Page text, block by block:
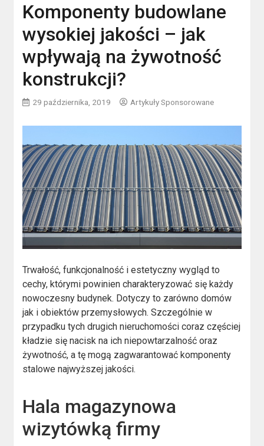
Komponenty budowlane
wysokiej jakości – jak
wpływają na żywotność
konstrukcji?
29 października, 2019 Artykuły Sponsorowane
Trwałość, funkcjonalność i estetyczny wygląd to
cechy, którymi powinien charakteryzować się każdy
nowoczesny budynek. Dotyczy to zarówno domów
jak i obiektów przemysłowych. Szczególnie w
przypadku tych drugich nieruchomości coraz częściej
kładzie się nacisk na ich niepowtarzalność oraz
żywotność, a tę mogą zagwarantować komponenty
stalowe najwyższej jakości.
Hala magazynowa
wizytówką firmy